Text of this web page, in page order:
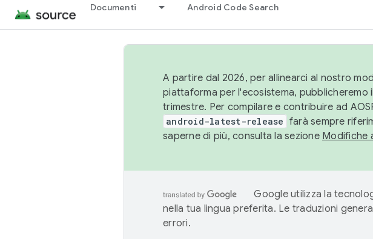
Documenti Android Code Search
A partire dal 2026, per allinearci al nostro
piattaforma per l'ecosistema, pubblicheremo
trimestre. Per compilare e contribuire ad
android-latest-release farà sempre
saperne di più, consulta la sezione Modifiche
Google utilizza la
nella tua lingua preferita. Le traduzioni
errori.